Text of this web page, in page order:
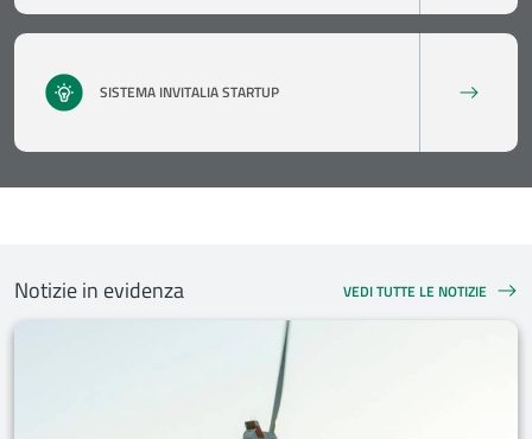
SISTEMA INVITALIA STARTUP
Notizie in evidenza VEDI TUTTE LE NOTIZIE
NOTIZIE IN EVIDENZA